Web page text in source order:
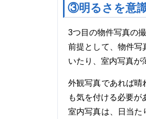
③明るさを意
3つ目の物件写真の
前提として、物件写
いたり、室内写真が
外観写真であれば晴
も気を付ける必要が
室内写真は、日当た